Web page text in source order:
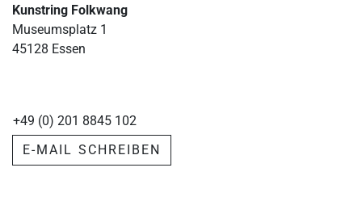
Kunstring Folkwang
Museumsplatz 1
45128 Essen
+49 (0) 201 8845 102
E-MAIL SCHREIBEN